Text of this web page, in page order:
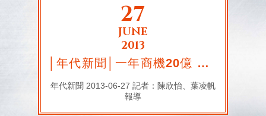
27
JUNE
2013
│年代新聞│一年商機20億 日本名店來台掀戰火
年代新聞 2013-06-27 記者：陳欣怡、葉凌帆
報導